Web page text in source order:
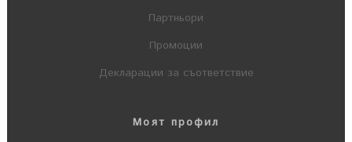
Партньори
Промоции
Декларации за съответствие
Моят профил